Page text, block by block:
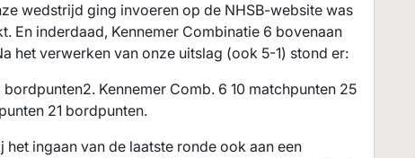
wedstrijd ging invoeren op de NHSB-website was
En inderdaad, Kennemer Combinatie 6 bovenaan
het verwerken van onze uitslag (ook 5-1) stond er:
Kennemer Comb. 6 10 matchpunten 25
21 bordpunten.
ingaan van de laatste ronde ook aan een